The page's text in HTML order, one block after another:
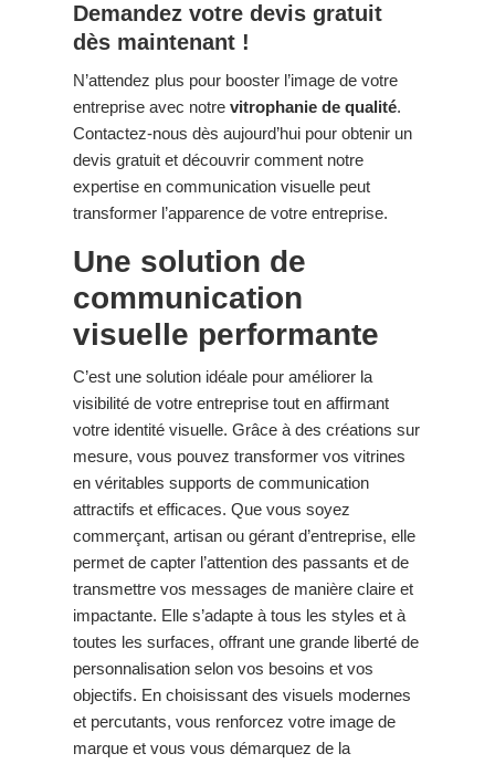
Demandez votre devis gratuit
dès maintenant !
N’attendez plus pour booster l’image de votre
entreprise avec notrevitrophanie de qualité.
Contactez-nous dès aujourd’hui pour obtenir un
devis gratuit et découvrir comment notre
expertise en communication visuelle peut
transformer l’apparence de votre entreprise.
Une solution de
communication
visuelle performante
C’est une solution idéale pour améliorer la
visibilité de votre entreprise tout en affirmant
votre identité visuelle. Grâce à des créations sur
mesure, vous pouvez transformer vos vitrines
en véritables supports de communication
attractifs et efficaces. Que vous soyez
commerçant, artisan ou gérant d’entreprise, elle
permet de capter l’attention des passants et de
transmettre vos messages de manière claire et
impactante. Elle s’adapte à tous les styles et à
toutes les surfaces, offrant une grande liberté de
personnalisation selon vos besoins et vos
objectifs. En choisissant des visuels modernes
et percutants, vous renforcez votre image de
marque et vous vous démarquez de la